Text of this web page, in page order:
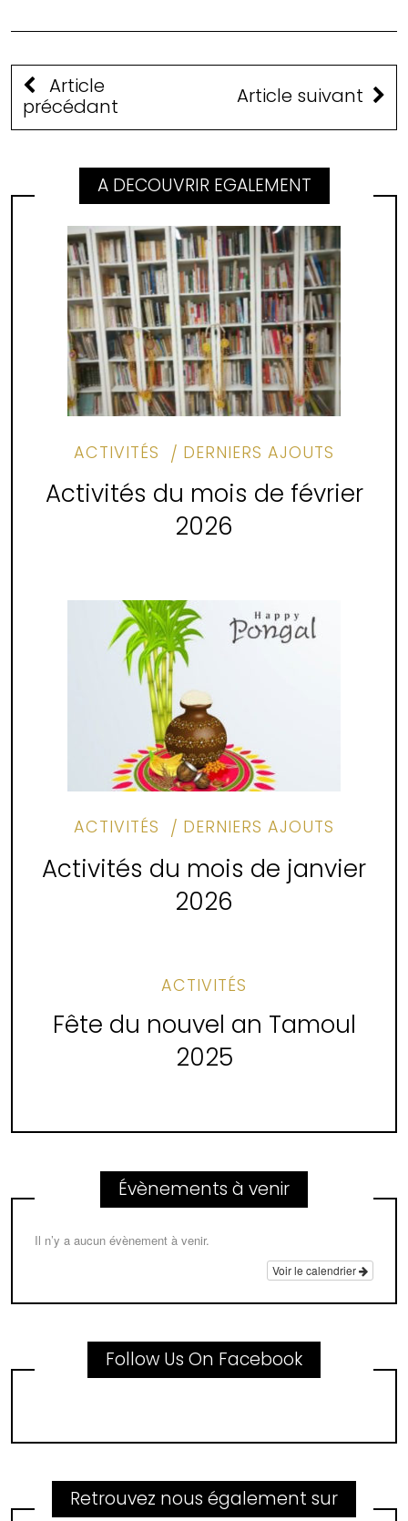
Article
précédant
Article suivant
A DECOUVRIR EGALEMENT
ACTIVITÉS DERNIERS AJOUTS
Activités du mois de février
2026
ACTIVITÉS DERNIERS AJOUTS
Activités du mois de janvier
2026
ACTIVITÉS
Fête du nouvel an Tamoul
2025
Évènements à venir
Il n’y a aucun évènement à venir.
Voir le calendrier
Follow Us On Facebook
Retrouvez nous également sur